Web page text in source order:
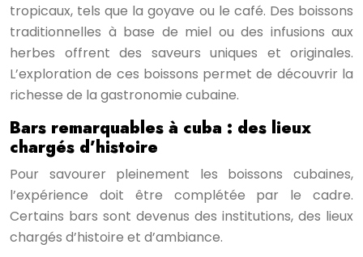
tropicaux, tels que la goyave ou le café. Des boissons
traditionnelles à base de miel ou des infusions aux
herbes offrent des saveurs uniques et originales.
L’exploration de ces boissons permet de découvrir la
richesse de la gastronomie cubaine.
Bars remarquables à cuba : des lieux
chargés d’histoire
Pour savourer pleinement les boissons cubaines,
l’expérience doit être complétée par le cadre.
Certains bars sont devenus des institutions, des lieux
chargés d’histoire et d’ambiance.